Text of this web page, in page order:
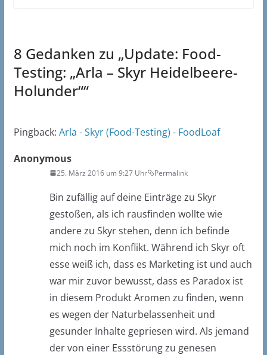
8 Gedanken zu „Update: Food-
Testing: „Arla – Skyr Heidelbeere-
Holunder““
Pingback: Arla - Skyr (Food-Testing) - FoodLoaf
Anonymous
25. März 2016 um 9:27 Uhr Permalink
Bin zufällig auf deine Einträge zu Skyr
gestoßen, als ich rausfinden wollte wie
andere zu Skyr stehen, denn ich befinde
mich noch im Konflikt. Während ich Skyr oft
esse weiß ich, dass es Marketing ist und auch
war mir zuvor bewusst, dass es Paradox ist
in diesem Produkt Aromen zu finden, wenn
es wegen der Naturbelassenheit und
gesunder Inhalte gepriesen wird. Als jemand
der von einer Essstörung zu genesen